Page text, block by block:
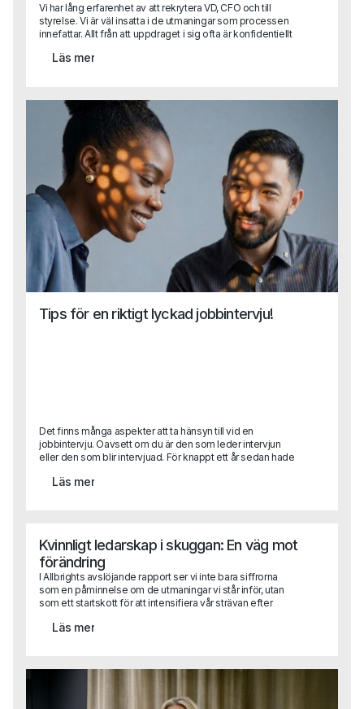
Vi har lång erfarenhet av att rekrytera VD, CFO och till
styrelse. Vi är väl insatta i de utmaningar som processen
innefattar. Allt från att uppdraget i sig ofta är konfidentiellt
redan sitter på en bra position. Dessutom vet vi att det
plötsligt uppstått ett behov av en specialistkompetens?
Hör av dig till oss!
Läs mer
Tips för en riktigt lyckad jobbintervju!
Det finns många aspekter att ta hänsyn till vid en
jobbintervju. Oavsett om du är den som leder intervjun
eller den som blir intervjuad. För knappt ett år sedan hade
digitalt. Men det gör vi. Och aspekterna att ta hänsyn till har
Läs mer
Kvinnligt ledarskap i skuggan: En väg mot
förändring
I Allbrights avslöjande rapport ser vi inte bara siffrorna
som en påminnelse om de utmaningar vi står inför, utan
som ett startskott för att intensifiera vår strävan efter
att omsätta rapportens insikter i praktisk handling.
Läs mer